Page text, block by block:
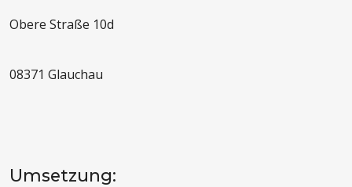
Obere Straße 10d
08371 Glauchau
Umsetzung: